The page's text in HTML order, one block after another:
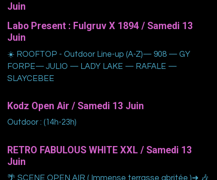
Juin
Labo Present : Fulgruv X 1894 / Samedi 13
Juin
☀️ ROOFTOP - Outdoor Line-up (A-Z)— 908 — GY
FORPE— JULIO — LADY LAKE — RAFALE —
SLAYCEBEE
Kodz Open Air / Samedi 13 Juin
Outdoor : (14h-23h)
RETRO FABULOUS WHITE XXL / Samedi 13
Juin
🌴 SCENE OPEN AIR ( Immense terrasse abritée )➜ 🎶